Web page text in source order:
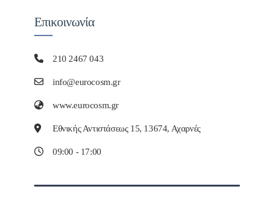
Επικοινωνία
210 2467 043
info@eurocosm.gr
www.eurocosm.gr
Εθνικής Αντιστάσεως 15, 13674, Αχαρνές
09:00 - 17:00